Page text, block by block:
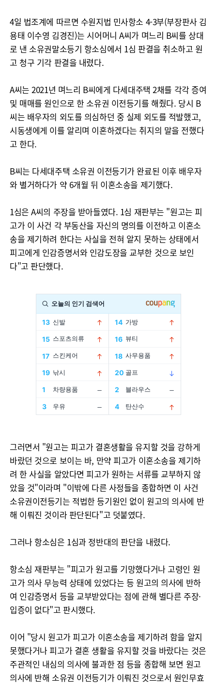
4일 법조계에 따르면 수원지법 민사항소 4-3부(부장판사 김
용태 이수영 김경진)는 시어머니 A씨가 며느리 B씨를 상대
로 낸 소유권말소등기 항소심에서 1심 판결을 취소하고 원
고 청구 기각 판결을 내렸다.
A씨는 2021년 며느리 B씨에게 다세대주택 2채를 각각 증여
및 매매를 원인으로 한 소유권 이전등기를 해줬다. 당시 B
씨는 배우자의 외도를 의심하던 중 실제 외도를 적발했고,
시동생에게 이를 알리며 이혼하겠다는 취지의 말을 전했다
고 한다.
B씨는 다세대주택 소유권 이전등기가 완료된 이후 배우자
와 별거하다가 약 6개월 뒤 이혼소송을 제기했다.
1심은 A씨의 주장을 받아들였다. 1심 재판부는 "원고는 피
고가 이 사건 각 부동산을 자신의 명의를 이전하고 이혼소
송을 제기하려 한다는 사실을 전혀 알지 못하는 상태에서
피고에게 인감증명서와 인감도장을 교부한 것으로 보인
다"고 판단했다.
그러면서 "원고는 피고가 결혼생활을 유지할 것을 강하게
바랐던 것으로 보이는 바, 만약 피고가 이혼소송을 제기하
려 한 사실을 알았다면 피고가 원하는 서류를 교부하지 않
았을 것"이라며 "이밖에 다른 사정들을 종합하면 이 사건
소유권이전등기는 적법한 등기원인 없이 원고의 의사에 반
해 이뤄진 것이라 판단된다"고 덧붙였다.
그러나 항소심은 1심과 정반대의 판단을 내렸다.
항소심 재판부는 "피고가 원고를 기망했다거나 고령인 원
고가 의사 무능력 상태에 있었다는 등 원고의 의사에 반하
여 인감증명서 등을 교부받았다는 점에 관해 별다른 주장·
입증이 없다"고 판시했다.
이어 "당시 원고가 피고가 이혼소송을 제기하려 함을 알지
못했다거나 피고가 결혼 생활을 유지할 것을 바랐다는 것은
주관적인 내심의 의사에 불과한 점 등을 종합해 보면 원고
의사에 반해 소유권 이전등기가 이뤄진 것으로서 원인무효